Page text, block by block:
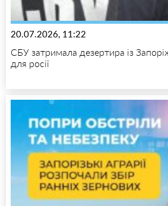
20.07.2026, 11:22
СБУ затримала дезертира із
для росії